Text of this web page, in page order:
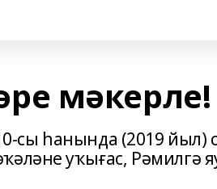
мәкерле!
сы һанында (2019 йыл)
уҡығас, Рәмилгә